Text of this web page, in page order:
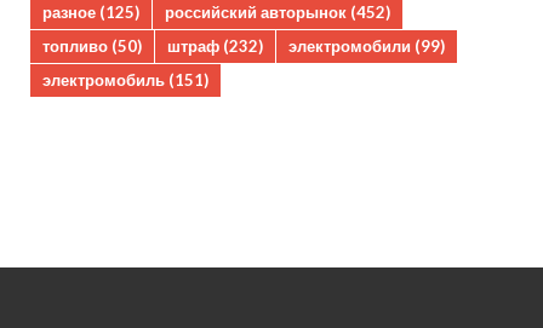
разное (125) российский авторынок (452)
топливо (50) штраф (232) электромобили (99)
электромобиль (151)